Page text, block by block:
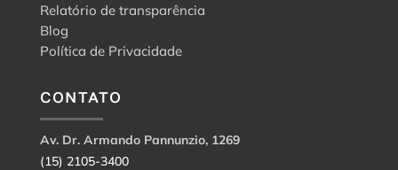
Relatório de transparência
Blog
Política de Privacidade
CONTATO
Av. Dr. Armando Pannunzio, 1269
(15) 2105-3400